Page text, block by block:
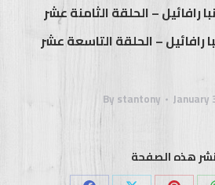
رافائيل – الحلقة الثامنة عشر
رافائيل – الحلقة التاسعة عشر
By stantony January
هذه الصفحة